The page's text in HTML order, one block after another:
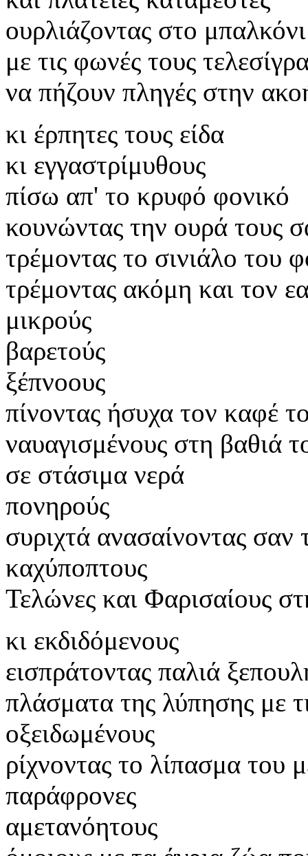
ουρλιάζοντας στο μπαλκόνι
με τις φωνές τους
να πήζουν πληγές στην
κι έρπητες τους είδα
κι εγγαστρίμυθους
πίσω απ' το κρυφό φονικό
κουνώντας την ουρά τους
τρέμοντας το σινιάλο του
τρέμοντας ακόμη και τον
μικρούς
βαρετούς
ξέπνοους
πίνοντας ήσυχα τον καφέ
ναυαγισμένους στη βαθιά
σε στάσιμα νερά
πονηρούς
συριχτά ανασαίνοντας σαν
καχύποπτους
Τελώνες και Φαρισαίους
κι εκδιδόμενους
εισπράτοντας παλιά
πλάσματα της λύπησης με
οξειδωμένους
ρίχνοντας το λίπασμα του
παράφρονες
αμετανόητους